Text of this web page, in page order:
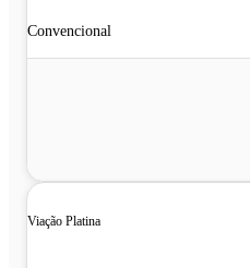
Convencional
Viação Platina